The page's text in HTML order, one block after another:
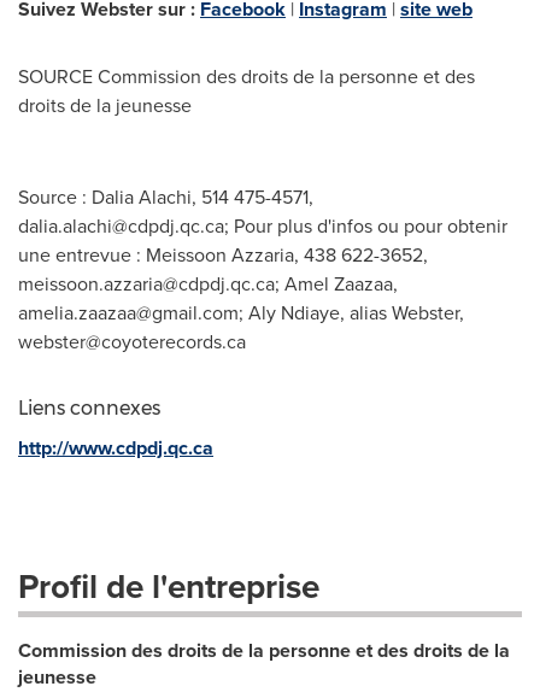
Suivez Webster sur : Facebook | Instagram |site web
SOURCE Commission des droits de la personne et des
droits de la jeunesse
Source : Dalia Alachi, 514 475-4571,
dalia.alachi@cdpdj.qc.ca; Pour plus d'infos ou pour obtenir
une entrevue : Meissoon Azzaria, 438 622-3652,
meissoon.azzaria@cdpdj.qc.ca; Amel Zaazaa,
amelia.zaazaa@gmail.com; Aly Ndiaye, alias Webster,
webster@coyoterecords.ca
Liens connexes
http://www.cdpdj.qc.ca
Profil de l'entreprise
Commission des droits de la personne et des droits de la
jeunesse